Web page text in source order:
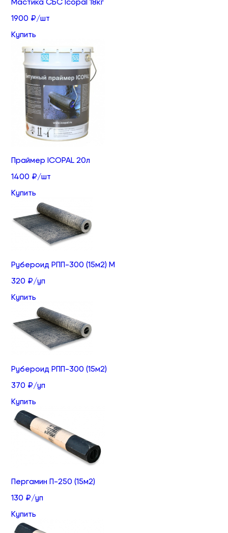
1900 ₽/шт
Купить
Праймер ICOPAL 20л
1400 ₽/шт
Купить
Рубероид РПП-300 (15м2) М
320 ₽/уп
Купить
Рубероид РПП-300 (15м2)
370 ₽/уп
Купить
Пергамин П-250 (15м2)
130 ₽/уп
Купить